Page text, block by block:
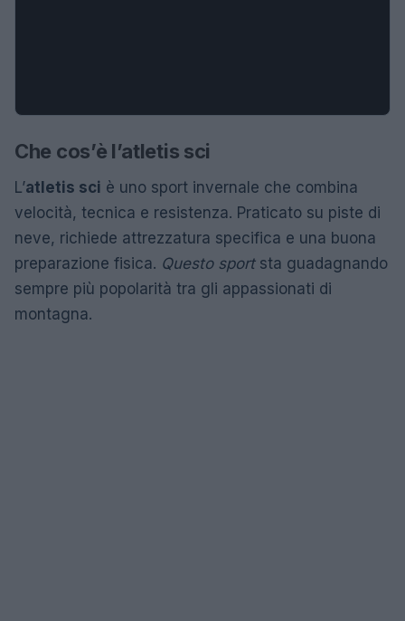
Che cos’è l’atletis sci
L’atletis sci è uno sport invernale che combina
velocità, tecnica e resistenza. Praticato su piste di
neve, richiede attrezzatura specifica e una buona
preparazione fisica. Questo sportsta guadagnando
sempre più popolarità tra gli appassionati di
montagna.